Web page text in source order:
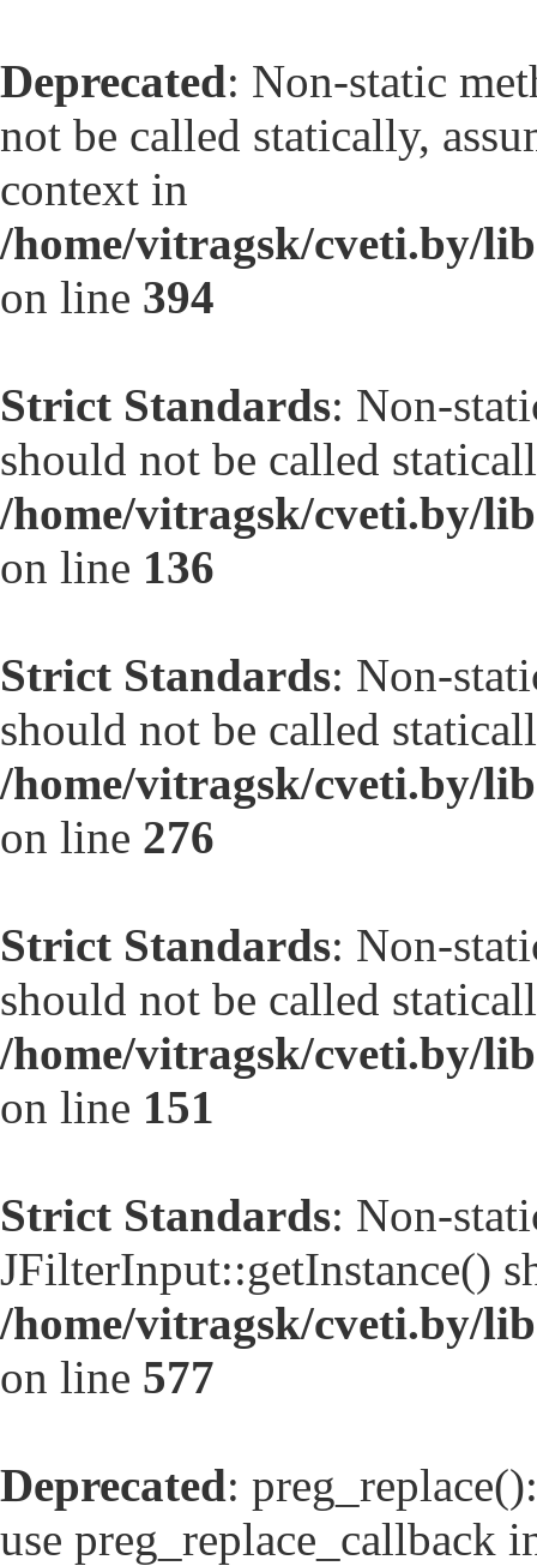
Deprecated: Non-static
not be called statically,
context in
/home/vitragsk/cveti.by/
on line 394
Strict Standards: Non-
should not be called
/home/vitragsk/cveti.by/
on line 136
Strict Standards: Non-
should not be called
/home/vitragsk/cveti.by/
on line 276
Strict Standards: Non-
should not be called
/home/vitragsk/cveti.by/
on line 151
Strict Standards: Non-
JFilterInput::getInstance()
/home/vitragsk/cveti.by/
on line 577
Deprecated:
use preg_replace_callback